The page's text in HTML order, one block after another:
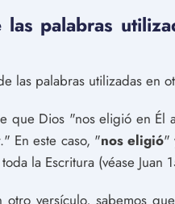
palabras
las palabras utilizadas en
que Dios "nos eligió en Él
En este caso, "nos eligió"
la Escritura (véase Juan
versículo, sabemos